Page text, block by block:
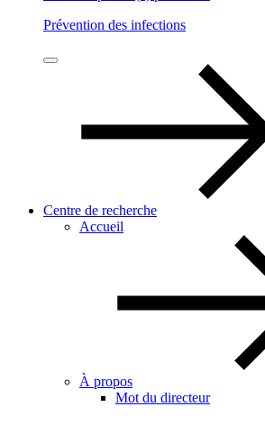
Prévention des infections
Centre de recherche
Accueil
À propos
Mot du directeur